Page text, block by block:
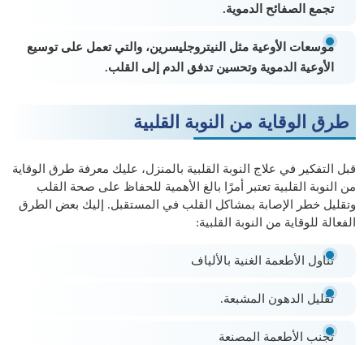
تجمع الصفائح الدموية.
موسعات الأوعية مثل النيتروجليسرين، والتي تعمل على توسيع
الأوعية الدموية وتحسين تدفق الدم إلى القلب.
طرق الوقاية من النوبة القلبية
قبل التفكير في علاج النوبة القلبية بالمنزل، عليك معرفة طرق الوقاية
من النوبة القلبية تعتبر أمرًا بالغ الأهمية للحفاظ على صحة القلب
وتقليل خطر الإصابة بمشاكل القلب في المستقبل. إليك بعض الطرق
الفعالة للوقاية من النوبة القلبية:
تناول الأطعمة الغنية بالألياف
تقليل الدهون المشبعة.
تجنب الأطعمة المصنعة